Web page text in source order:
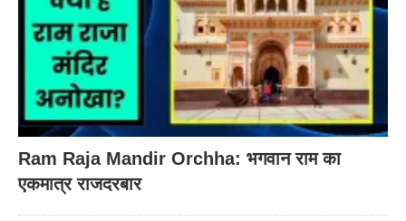
Ram Raja Mandir Orchha: भगवान राम का
एकमात्र राजदरबार